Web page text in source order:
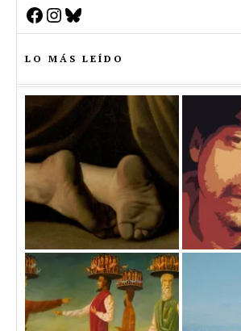
Facebook
Instagram
Bluesky
LO MÁS LEÍDO